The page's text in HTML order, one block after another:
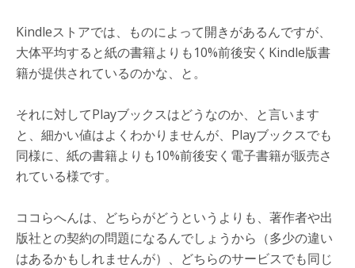
Kindleストアでは、ものによって開きがあるんですが、
大体平均すると紙の書籍よりも10%前後安くKindle版書
籍が提供されているのかな、と。
それに対してPlayブックスはどうなのか、と言います
と、細かい値はよくわかりませんが、Playブックスでも
同様に、紙の書籍よりも10%前後安く電子書籍が販売さ
れている様です。
ココらへんは、どちらがどうというよりも、著作者や出
版社との契約の問題になるんでしょうから（多少の違い
はあるかもしれませんが）、どちらのサービスでも同じ